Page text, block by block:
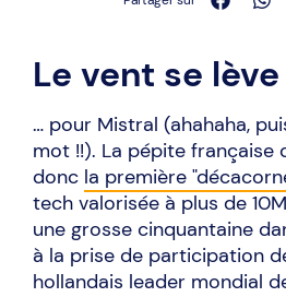
Le vent se lève
… pour Mistral (ahahaha,
mot !!). La pépite française
donc la première
tech valorisée à plus de
une grosse cinquantaine
à la prise de participation
hollandais leader mondial